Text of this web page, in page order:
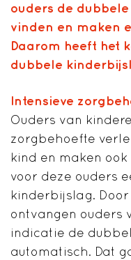
ouders de
vinden en maken
Daarom heeft het
dubbele
Intensieve
Ouders van
zorgbehoefte
kind en maken
voor deze ouders
kinderbijslag.
ontvangen ouders
indicatie de
automatisch. Dat